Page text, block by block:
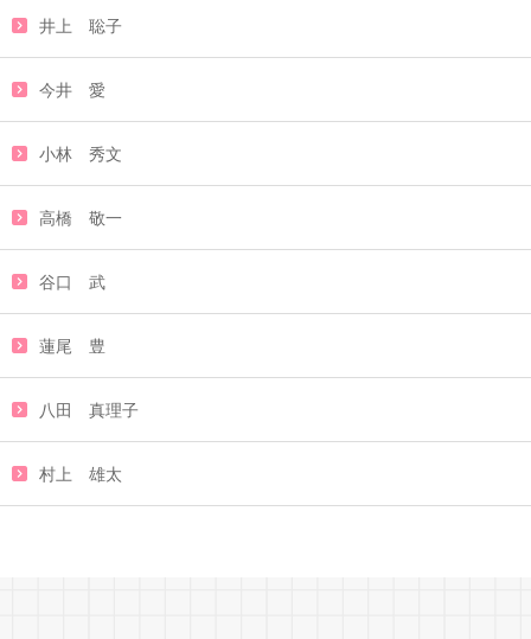
井上 聡子
今井 愛
小林 秀文
高橋 敬一
谷口 武
蓮尾 豊
八田 真理子
村上 雄太